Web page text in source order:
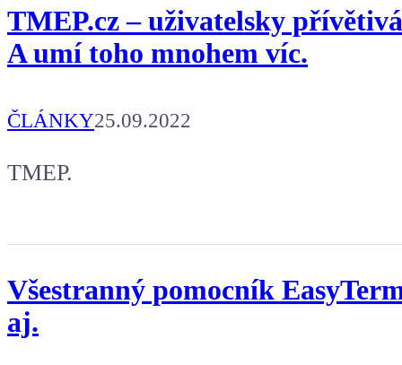
TMEP.cz – uživatelsky
A umí toho mnohem víc.
ČLÁNKY25.09.2022
TMEP.
Všestranný pomocník
aj.